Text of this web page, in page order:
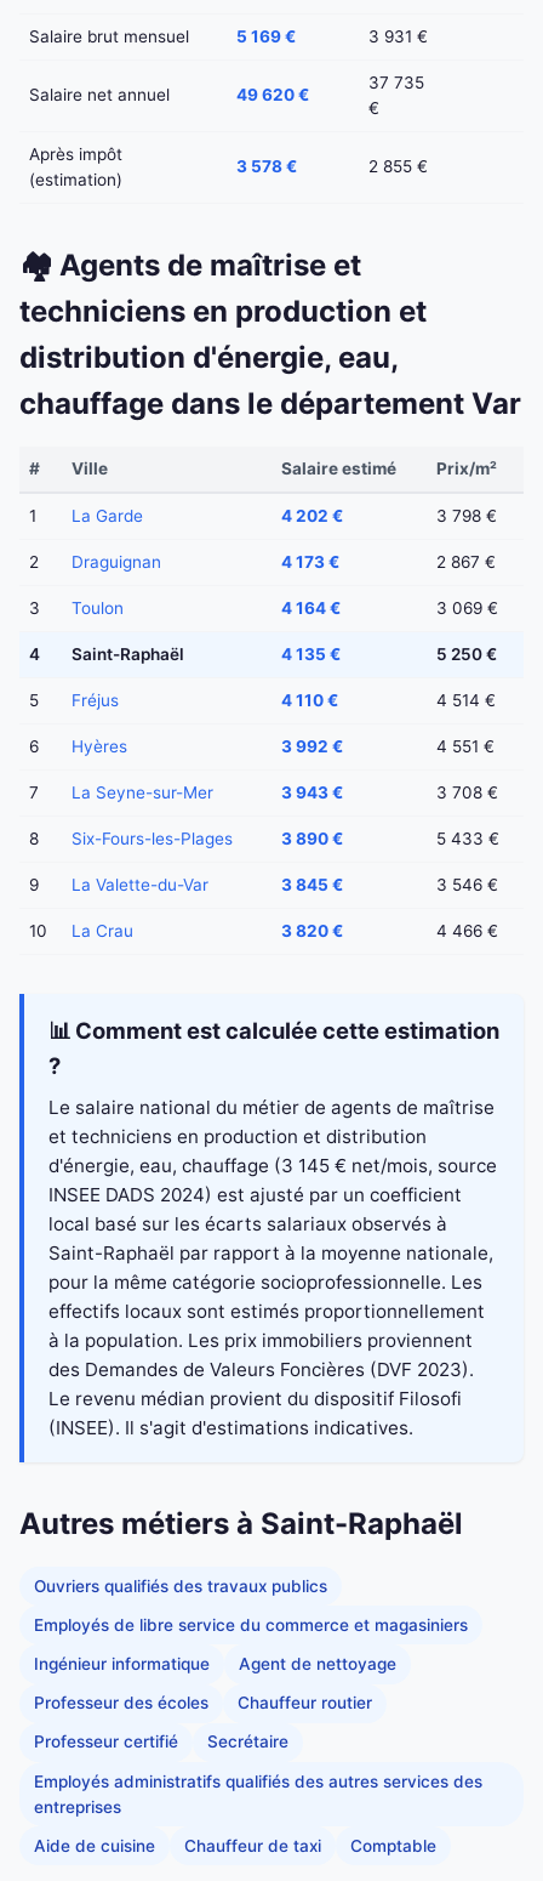
Salaire brut mensuel 5 169 € 3 931 €
Salaire net annuel 49 620 €
37 735
€
Après impôt
(estimation)
3 578 € 2 855 €
🏘️ Agents de maîtrise et
techniciens en production et
distribution d'énergie, eau,
chauffage dans le département Var
# Ville Salaire estimé Prix/m²
1 La Garde 4 202 € 3 798 €
2 Draguignan 4 173 € 2 867 €
3 Toulon 4 164 € 3 069 €
4 Saint-Raphaël 4 135 € 5 250 €
5 Fréjus 4 110 € 4 514 €
6 Hyères 3 992 € 4 551 €
7 La Seyne-sur-Mer 3 943 € 3 708 €
8 Six-Fours-les-Plages 3 890 € 5 433 €
9 La Valette-du-Var 3 845 € 3 546 €
10 La Crau 3 820 € 4 466 €
📊 Comment est calculée cette estimation
?
Le salaire national du métier de agents de maîtrise
et techniciens en production et distribution
d'énergie, eau, chauffage (3 145 € net/mois, source
INSEE DADS 2024) est ajusté par un coefficient
local basé sur les écarts salariaux observés à
Saint-Raphaël par rapport à la moyenne nationale,
pour la même catégorie socioprofessionnelle. Les
effectifs locaux sont estimés proportionnellement
à la population. Les prix immobiliers proviennent
des Demandes de Valeurs Foncières (DVF 2023).
Le revenu médian provient du dispositif Filosofi
(INSEE). Il s'agit d'estimations indicatives.
Autres métiers à Saint-Raphaël
Ouvriers qualifiés des travaux publics
Employés de libre service du commerce et magasiniers
Ingénieur informatique Agent de nettoyage
Professeur des écoles Chauffeur routier
Professeur certifié Secrétaire
Employés administratifs qualifiés des autres services des
entreprises
Aide de cuisine Chauffeur de taxi Comptable